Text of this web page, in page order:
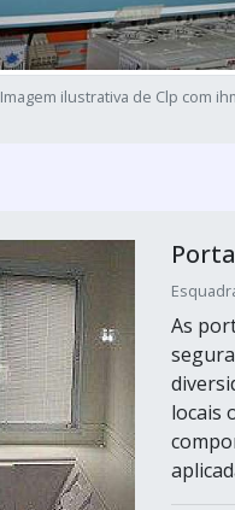
Imagem ilustrativa de Clp com
As
locais